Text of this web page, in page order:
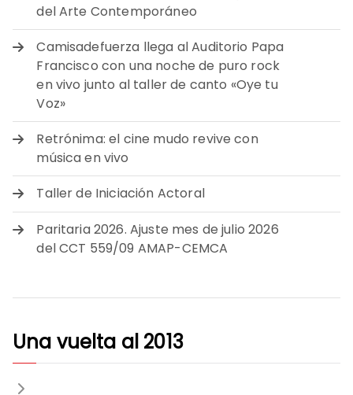
del Arte Contemporáneo
Camisadefuerza llega al Auditorio Papa
Francisco con una noche de puro rock
en vivo junto al taller de canto «Oye tu
Voz»
Retrónima: el cine mudo revive con
música en vivo
Taller de Iniciación Actoral
Paritaria 2026. Ajuste mes de julio 2026
del CCT 559/09 AMAP-CEMCA
Una vuelta al 2013